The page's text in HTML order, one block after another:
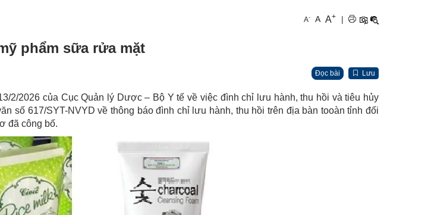
A- A A+ |
phẩm sữa rửa mặt
Đọc bài Lưu
2/2026 của Cục Quản lý Dược – Bộ Y tế về việc đình chỉ lưu hành, thu hồi và tiêu hủy
số 617/SYT-NVYD về thông báo đình chỉ lưu hành, thu hồi trên địa bàn tooàn tỉnh đối
đã công bố.